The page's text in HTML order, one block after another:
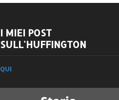
I MIEI POST
SULL'HUFFINGTON
QUI